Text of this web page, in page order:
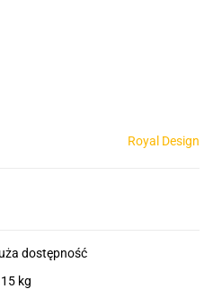
Royal Design
dostępność
kg